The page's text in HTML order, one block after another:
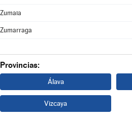
Zumaia
Zumarraga
Provincias:
Álava
Vizcaya